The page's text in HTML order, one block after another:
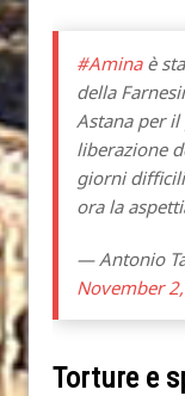
#Aminaè
della
Astana per
liberazione
giorni
ora la
— Antonio
November
Torture e